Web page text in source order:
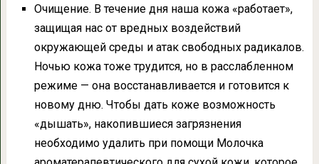
Очищение. В течение дня наша кожа «работает»,
защищая нас от вредных воздействий
окружающей среды и атак свободных радикалов.
Ночью кожа тоже трудится, но в расслабленном
режиме — она восстанавливается и готовится к
новому дню. Чтобы дать коже возможность
«дышать», накопившиеся загрязнения
необходимо удалить при помощи Молочка